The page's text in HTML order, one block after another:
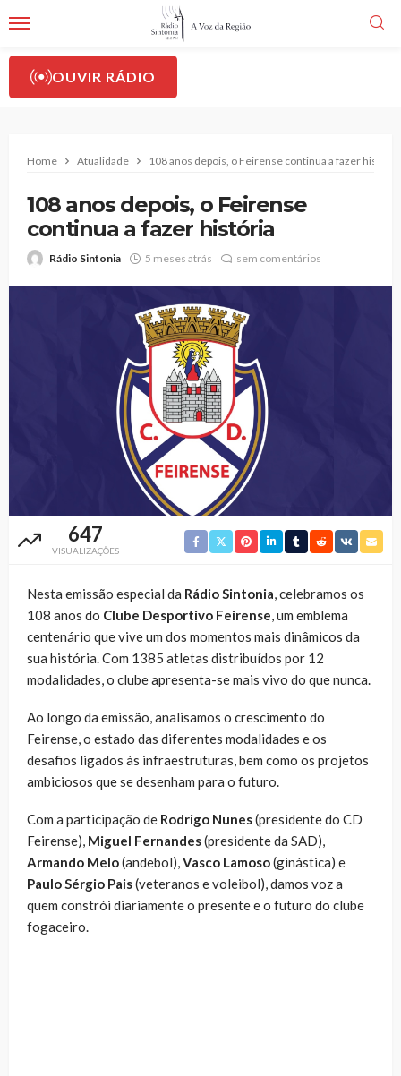
OUVIR RÁDIO
Home Atualidade 108 anos depois, o Feirense continua a fazer história
108 anos depois, o Feirense
continua a fazer história
Rádio Sintonia 5 meses atrás sem comentários
647
VISUALIZAÇÕES
Nesta emissão especial da Rádio Sintonia, celebramos os
108 anos do Clube Desportivo Feirense, um emblema
centenário que vive um dos momentos mais dinâmicos da
sua história. Com 1385 atletas distribuídos por 12
modalidades, o clube apresenta-se mais vivo do que nunca.
Ao longo da emissão, analisamos o crescimento do
Feirense, o estado das diferentes modalidades e os
desafios ligados às infraestruturas, bem como os projetos
ambiciosos que se desenham para o futuro.
Com a participação de Rodrigo Nunes(presidente do CD
Feirense), Miguel Fernandes(presidente da SAD),
Armando Melo(andebol),Vasco Lamoso(ginástica) e
Paulo Sérgio Pais(veteranos e voleibol), damos voz a
quem constrói diariamente o presente e o futuro do clube
fogaceiro.